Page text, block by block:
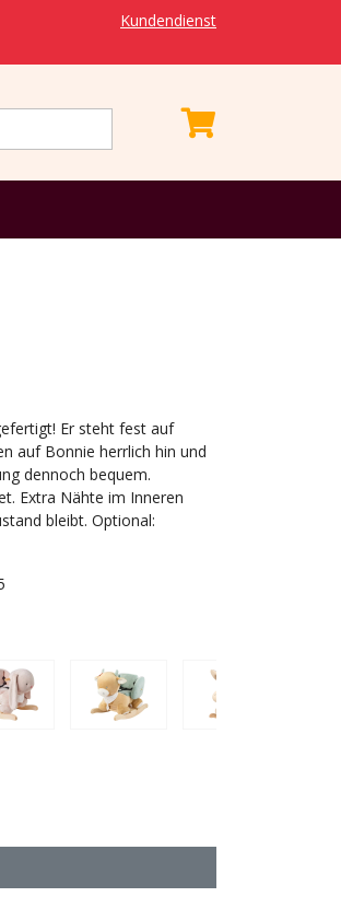
Kundendienst
Er steht fest auf
auf Bonnie herrlich hin und
dennoch bequem.
Extra Nähte im Inneren
bleibt. Optional: